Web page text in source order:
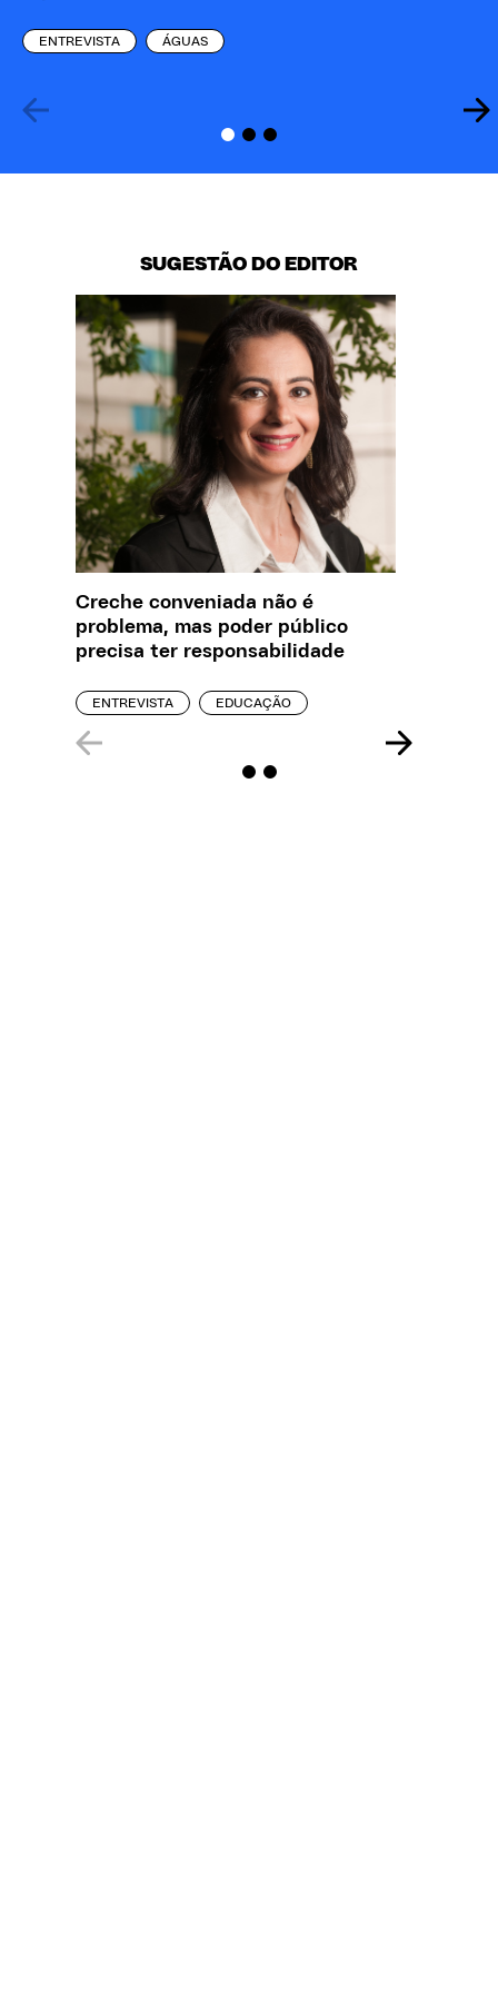
ENTREVISTA ÁGUAS
SUGESTÃO DO EDITOR
Creche conveniada não é
problema, mas poder público
precisa ter responsabilidade
ENTREVISTA EDUCAÇÃO